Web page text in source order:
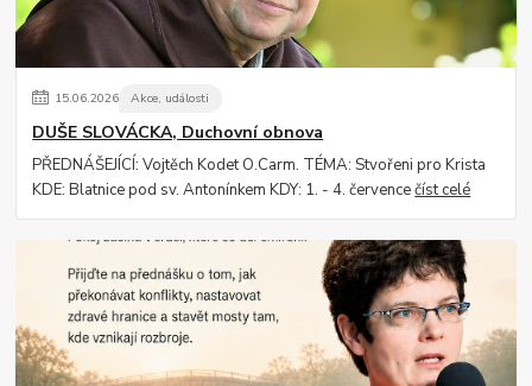
15.06.2026 Akce, události
DUŠE SLOVÁCKA, Duchovní obnova
PŘEDNÁŠEJÍCÍ: Vojtěch Kodet O.Carm. TÉMA: Stvořeni pro Krista
KDE: Blatnice pod sv. Antonínkem KDY: 1. - 4. červencečíst celé